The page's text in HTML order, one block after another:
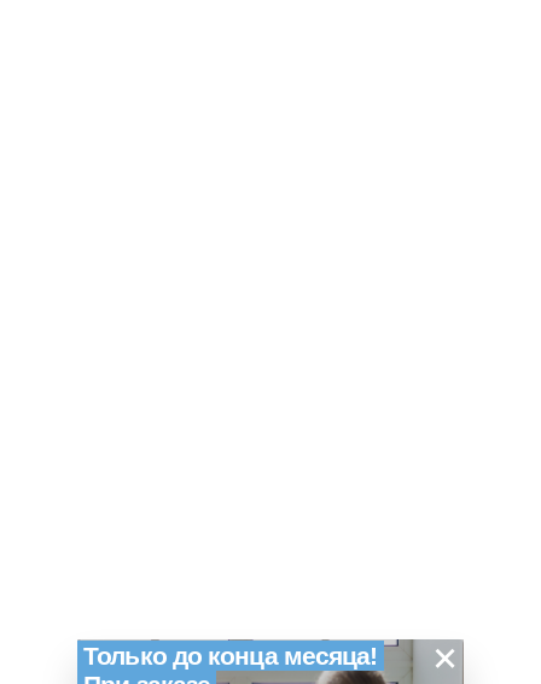
Только до конца месяца!
×